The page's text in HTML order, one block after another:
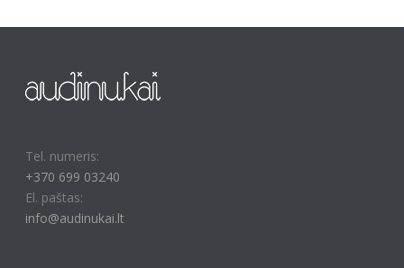
Tel. numeris:
+370 699 03240
El. paštas:
info@audinukai.lt